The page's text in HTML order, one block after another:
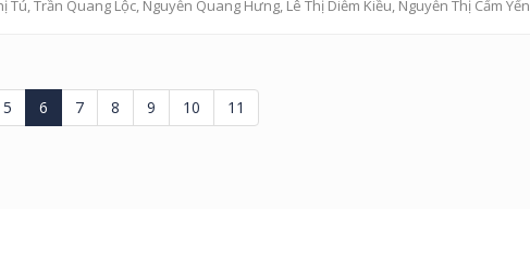
Tú,Trần Quang Lộc, Nguyễn Quang Hưng, Lê Thị Diễm Kiều, Nguyễn Thị Cẩm Yến
5 6 7 8 9 10 11